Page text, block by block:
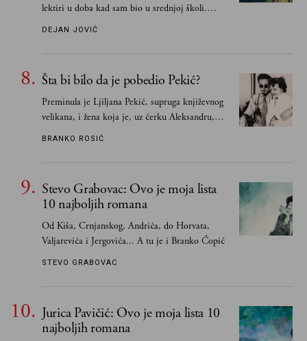
lektiri u doba kad sam bio u srednjoj školi.
Smatrao sam da su "klasici" već dovoljno
DEJAN JOVIĆ
Šta bi bilo da je pobedio Pekić?
Preminula je Ljiljana Pekić, supruga književnog
velikana, i žena koja je, uz ćerku Aleksandru,
vodila računa o zaostavštini pisca. Ovu priču o
poznavale
BRANKO ROSIĆ
Stevo Grabovac: Ovo je moja lista
10 najboljih romana
Od Kiša, Crnjanskog, Andrića, do Horvata,
Valjarevića i Jergovića... A tu je i Branko Ćopić
STEVO GRABOVAC
Jurica Pavičić: Ovo je moja lista 10
najboljih romana